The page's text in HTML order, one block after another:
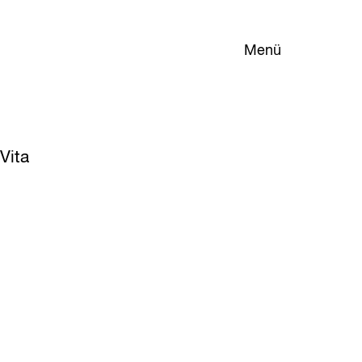
Menü
Vita